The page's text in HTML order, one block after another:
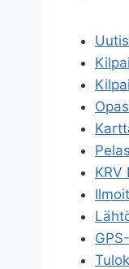
KRV